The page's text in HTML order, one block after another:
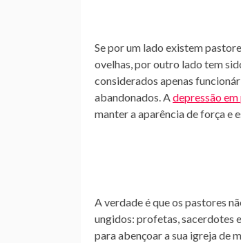
Se por um lado existem
ovelhas, por outro lado tem
considerados apenas
abandonados. Adepressão
manter a aparência de força e
A verdade é que os pastores
ungidos: profetas, sacerdotes
para abençoar a sua igreja de